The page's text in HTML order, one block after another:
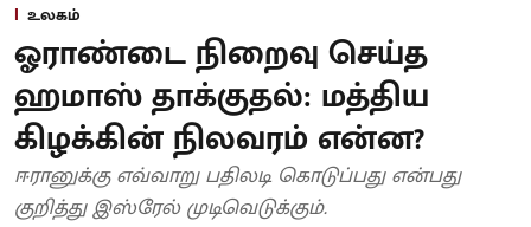
உலகம்
ஓராண்டை நிறைவு செய்த
ஹமாஸ் தாக்குதல்: மத்திய
கிழக்கின் நிலவரம் என்ன?
ஈரானுக்கு எவ்வாறு பதிலடி கொடுப்பது என்பது
குறித்து இஸ்ரேல் முடிவெடுக்கும்.